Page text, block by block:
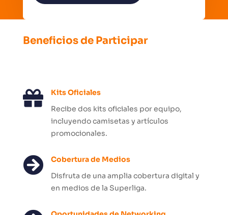
Beneficios de Participar

Kits Oficiales
Recibe dos kits oficiales por equipo,
incluyendo camisetas y artículos
promocionales.

Cobertura de Medios
Disfruta de una amplia cobertura digital y
en medios de la Superliga.